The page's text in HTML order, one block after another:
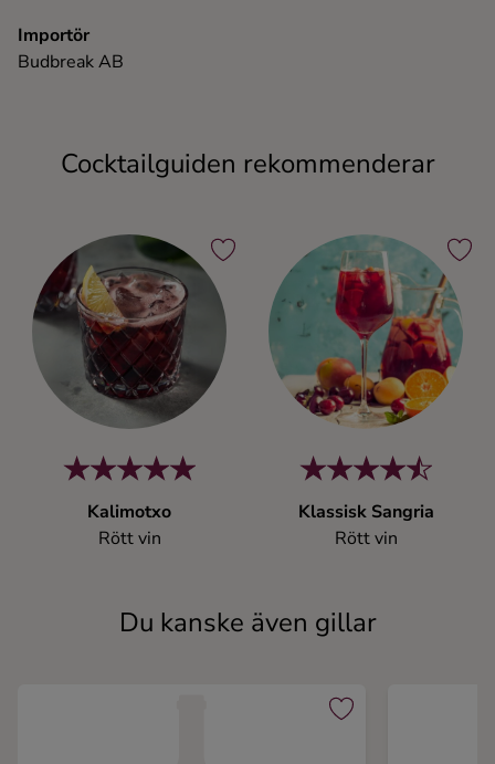
Importör
Budbreak AB
Cocktailguiden rekommenderar
Kalimotxo
Rött vin
Klassisk Sangria
Rött vin
Du kanske även gillar